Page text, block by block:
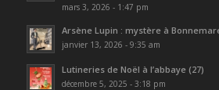
mars 3, 2026 - 1:47 pm
Arsène Lupin : mystère à
janvier 13, 2026 - 9:35 am
Lutineries de Noël à l’abbaye (27)
décembre 5, 2025 - 3:18 pm